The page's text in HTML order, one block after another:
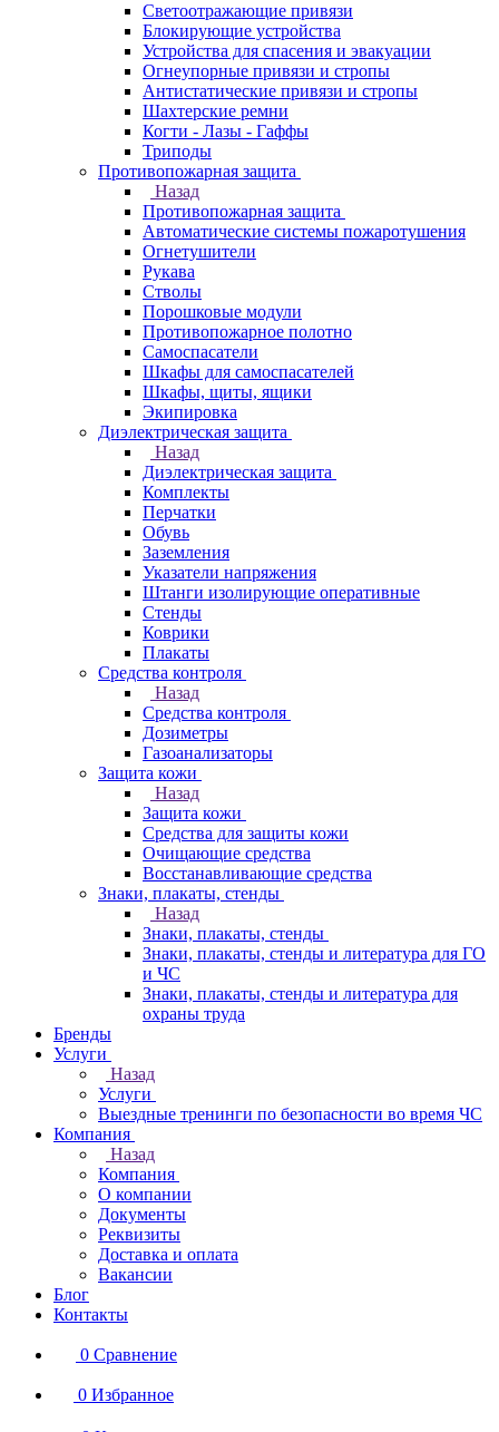
Светоотражающие привязи
Блокирующие устройства
Устройства для спасения и эвакуации
Огнеупорные привязи и стропы
Антистатические привязи и стропы
Шахтерские ремни
Когти - Лазы - Гаффы
Триподы
Противопожарная защита
Назад
Противопожарная защита
Автоматические системы пожаротушения
Огнетушители
Рукава
Стволы
Порошковые модули
Противопожарное полотно
Самоспасатели
Шкафы для самоспасателей
Шкафы, щиты, ящики
Экипировка
Диэлектрическая защита
Назад
Диэлектрическая защита
Комплекты
Перчатки
Обувь
Заземления
Указатели напряжения
Штанги изолирующие оперативные
Стенды
Коврики
Плакаты
Средства контроля
Назад
Средства контроля
Дозиметры
Газоанализаторы
Защита кожи
Назад
Защита кожи
Средства для защиты кожи
Очищающие средства
Восстанавливающие средства
Знаки, плакаты, стенды
Назад
Знаки, плакаты, стенды
Знаки, плакаты, стенды и литература для ГО
и ЧС
Знаки, плакаты, стенды и литература для
охраны труда
Бренды
Услуги
Назад
Услуги
Выездные тренинги по безопасности во время ЧС
Компания
Назад
Компания
О компании
Документы
Реквизиты
Доставка и оплата
Вакансии
Блог
Контакты
0 Сравнение
0 Избранное